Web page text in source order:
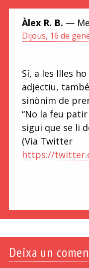
Àlex R. B. —
Dijous, 16 de
Sí, a les Illes
adjectiu,
sinònim de
“No la feu
sigui que se li
(Via Twitter
https://
Deixa un